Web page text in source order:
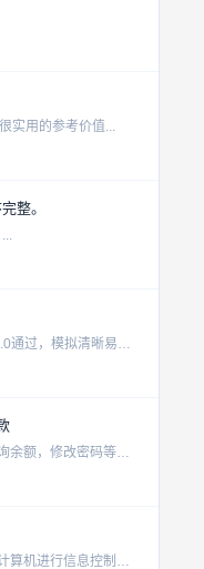
实用的参考价值...
整。
ATM机取款的简单实现，运行环境c++6.0通过，模拟清晰易懂。...
本程序主要实现简单的ATM机取款，查询余额，修改密码等操作，跟银行取款模式一样的同界面！ 主要用到的是ACCESS数据库...
当今时代是飞速发展的信息时代，使用计算机进行信息控制，不仅提高了工作效率，而且大大的提高了其安全性。尤其对于ATM复杂的信息管理，计算机能够充分发挥它的优越性。计算机进行信息管理与信息管理系统的开...